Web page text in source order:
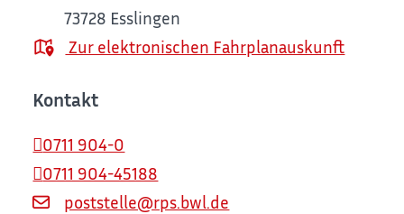
73728 Esslingen
Zur elektronischen Fahrplanauskunft
Kontakt
0711 904-0
0711 904-45188
poststelle@rps.bwl.de